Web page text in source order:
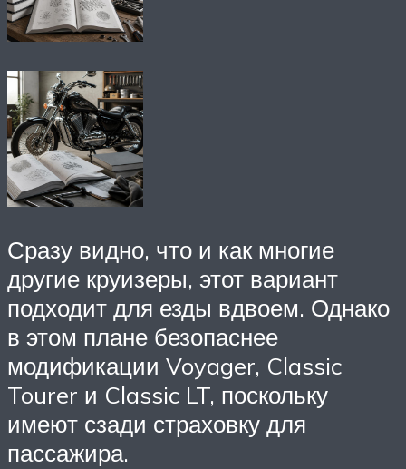
Сразу видно, что и как многие
другие круизеры, этот вариант
подходит для езды вдвоем. Однако
в этом плане безопаснее
модификации Voyager, Classic
Tourer и Classic LT, поскольку
имеют сзади страховку для
пассажира.